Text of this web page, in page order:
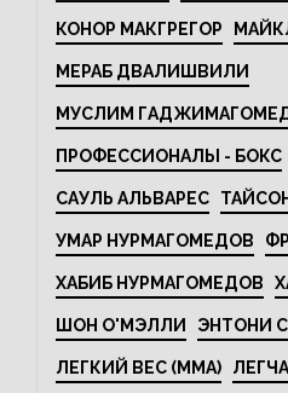
КОНОР МАКГРЕГОР
МЕРАБ ДВАЛИШВИЛИ
МУСЛИМ
ПРОФЕССИОНАЛЫ - БОКС
САУЛЬ АЛЬВАРЕС
УМАР НУРМАГОМЕДОВ
ХАБИБ НУРМАГОМЕДОВ
ШОН О'МЭЛЛИ ЭНТОНИ
ЛЕГКИЙ ВЕС (MMA)